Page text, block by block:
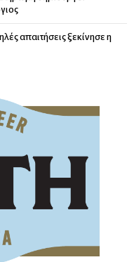
απαιτήσεις ξεκίνησε η